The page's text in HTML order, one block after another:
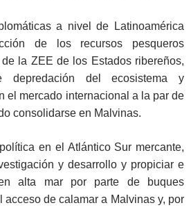
a nivel de Latinoamérica
de los recursos pesqueros
la ZEE de los Estados ribereños,
del ecosistema y
el mercado internacional a la par de
consolidarse en Malvinas.
en el Atlántico Sur mercante,
y desarrollo y propiciar e
alta mar por parte de buques
acceso de calamar a Malvinas y, por